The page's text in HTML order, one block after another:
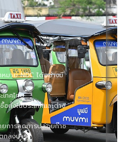
มาย NDC ได้อย่างมี
ทศไทย
งในประเทศและต่าง
การลดการปล่อยก๊าซ
กลงปารีส